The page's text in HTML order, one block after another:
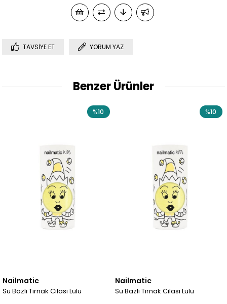
TAVSIYE ET YORUM YAZ
Benzer Ürünler
Nailmatic
Su Bazlı Tırnak Cilası Lulu
%10
Nailmatic
Su Bazlı Tırnak Cilası Lulu
%10